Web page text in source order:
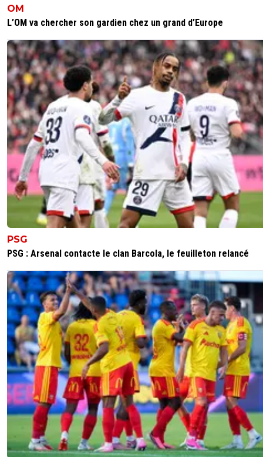
OM
L’OM va chercher son gardien chez un grand d’Europe
PSG
PSG : Arsenal contacte le clan Barcola, le feuilleton relancé